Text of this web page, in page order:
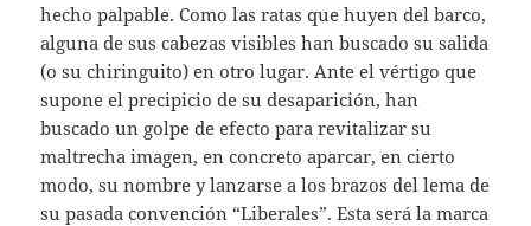
hecho palpable. Como las ratas que huyen del barco,
alguna de sus cabezas visibles han buscado su salida
(o su chiringuito) en otro lugar. Ante el vértigo que
supone el precipicio de su desaparición, han
buscado un golpe de efecto para revitalizar su
maltrecha imagen, en concreto aparcar, en cierto
modo, su nombre y lanzarse a los brazos del lema de
su pasada convención “Liberales”. Esta será la marca